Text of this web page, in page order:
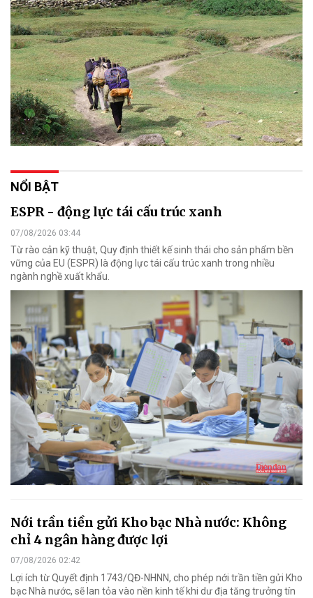
NỔI BẬT
ESPR - động lực tái cấu trúc xanh
07/08/2026 03:44
Từ rào cản kỹ thuật, Quy định thiết kế sinh thái cho sản phẩm bền
vững của EU (ESPR) là động lực tái cấu trúc xanh trong nhiều
ngành nghề xuất khẩu.
Nới trần tiền gửi Kho bạc Nhà nước: Không
chỉ 4 ngân hàng được lợi
07/08/2026 02:42
Lợi ích từ Quyết định 1743/QĐ-NHNN, cho phép nới trần tiền gửi Kho
bạc Nhà nước, sẽ lan tỏa vào nền kinh tế khi dư địa tăng trưởng tín